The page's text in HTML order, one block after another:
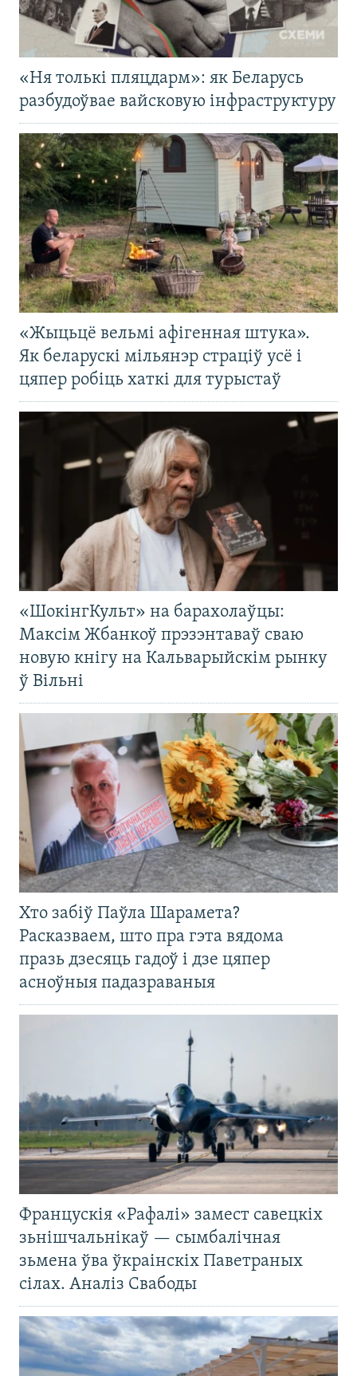
«Ня толькі пляцдарм»: як Беларусь
разбудоўвае вайсковую інфраструктуру
«Жыцьцё вельмі афігенная штука».
Як беларускі мільянэр страціў усё і
цяпер робіць хаткі для турыстаў
«ШокінгКульт» на барахолаўцы:
Максім Жбанкоў прэзэнтаваў сваю
новую кнігу на Кальварыйскім рынку
ў Вільні
Хто забіў Паўла Шарамета?
Расказваем, што пра гэта вядома
празь дзесяць гадоў і дзе цяпер
асноўныя падазраваныя
Францускія «Рафалі» замест савецкіх
зьнішчальнікаў — сымбалічная
зьмена ўва ўкраінскіх Паветраных
сілах. Аналіз Свабоды